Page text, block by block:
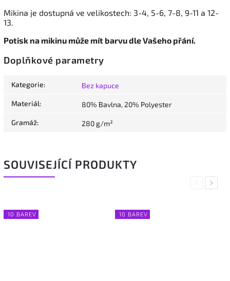
Mikina je dostupná ve velikostech: 3-4, 5-6, 7-8, 9-11 a 12-
13.
Potisk na mikinu může mít barvu dle Vašeho přání.
Doplňkové parametry
Kategorie: Bez kapuce
Materiál: 80% Bavlna, 20% Polyester
Gramáž: 280 g/m²
SOUVISEJÍCÍ PRODUKTY
Previous
10 BAREV 10 BAREV
Next